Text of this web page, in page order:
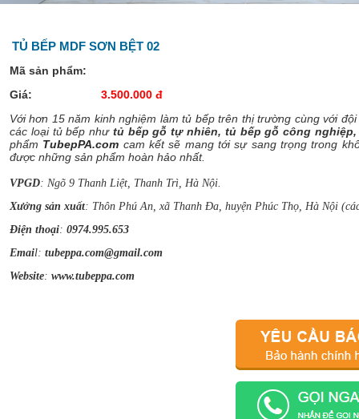
TỦ BẾP MDF SƠN BỆT 02
Mã sản phẩm:
Giá:
3.500.000 đ
Với hơn 15 năm kinh nghiệm làm tủ bếp trên thị trường cùng với
các loại tủ bếp như tủ bếp gỗ tự nhiên, tủ bếp gỗ công
phẩm TubepPA.com cam kết sẽ mang tới sự sang trọng trong
được những sản phẩm hoàn hảo nhất.
VPGD: Ngõ 9 Thanh Liệt, Thanh Trì, Hà Nội.
Xưởng sản xuất: Thôn Phú An, xã Thanh Đa, huyện Phúc Thọ, Hà Nội
Điện thoại: 0974.995.653
Email: tubeppa.com@gmail.com
Website: www.tubeppa.com